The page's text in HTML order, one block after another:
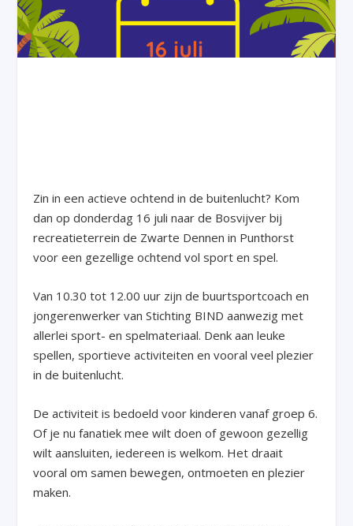
Zin in een actieve ochtend in de buitenlucht? Kom
dan op donderdag 16 juli naar de Bosvijver bij
recreatieterrein de Zwarte Dennen in Punthorst
voor een gezellige ochtend vol sport en spel.
Van 10.30 tot 12.00 uur zijn de buurtsportcoach en
jongerenwerker van Stichting BIND aanwezig met
allerlei sport- en spelmateriaal. Denk aan leuke
spellen, sportieve activiteiten en vooral veel plezier
in de buitenlucht.
De activiteit is bedoeld voor kinderen vanaf groep 6.
Of je nu fanatiek mee wilt doen of gewoon gezellig
wilt aansluiten, iedereen is welkom. Het draait
vooral om samen bewegen, ontmoeten en plezier
maken.